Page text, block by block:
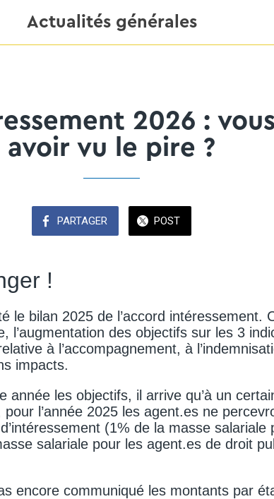
Actualités générales
2026 :
avoir vu le pire ?
PARTAGER POST
!
le bilan 2025 de l’accord intéressement.
l’augmentation des objectifs sur les 3
à l’accompagnement, à
impacts.
année les objectifs, il arrive qu’à un
l’année 2025 les agent.es ne
(1% de la masse salariale
salariale pour les agent.es de droit
encore communiqué les montants par